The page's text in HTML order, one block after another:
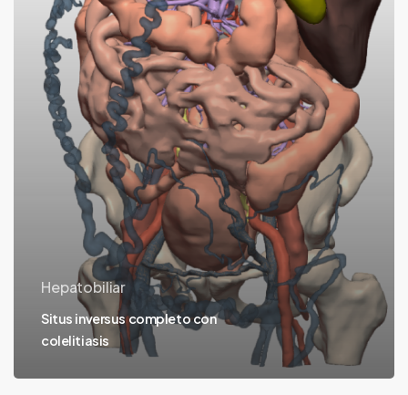
Hepatobiliar
Situs inversus completo con
colelitiasis